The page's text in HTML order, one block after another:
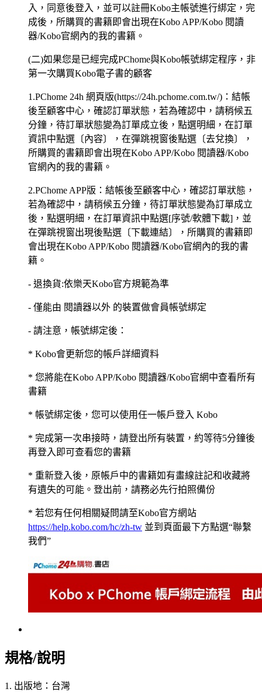
入，同意後登入，並可以註冊Kobo主帳號進行綁定，完
成後，所購買的書籍即會出現在Kobo APP/Kobo 閱讀
器/Kobo官網內的我的書籍。
(二)如果您是已經完成PChome與Kobo帳號綁定程序，非
第一次購買Kobo電子書的顧客
1.PChome 24h 網頁版(https://24h.pchome.com.tw/)：結帳
後至顧客中心，確認訂單狀態，若為確認中，請稍候五
分鐘，待訂單狀態變為訂單成立後，點選明細，在訂單
資訊中點選〔內容〕，在彈跳視窗後點選〔去兌換〕，
所購買的書籍即會出現在Kobo APP/Kobo 閱讀器/Kobo
官網內的我的書籍。
2.PChome APP版：結帳後至顧客中心，確認訂單狀態，
若為確認中，請稍候五分鐘，待訂單狀態變為訂單成立
後，點選明細，在訂單資訊中點選[序號/軟體下載]，並
在彈跳視窗出現後點選〔下載連結〕，所購買的書籍即
會出現在Kobo APP/Kobo 閱讀器/Kobo官網內的我的書
籍。
- 退換貨:依樂天Kobo官方規範為準
- 僅能由 閱讀器以外 的裝置做會員帳號綁定
- 請注意，帳號綁定後：
* Kobo會更新您的帳戶詳細資料
* 您將能在Kobo APP/Kobo 閱讀器/Kobo官網中查看所有
書籍
* 帳號綁定後，您可以使用任一帳戶登入 Kobo
* 完成第一次串接時，請登出所有裝置，約等待5分鐘後
再登入即可查看您的書籍
* 重新登入後，原帳戶中的書籍如有畫線註記和收藏將
有遺失的可能。登出前，請務必先行拍照備份
* 若您有任何相關疑問請至Kobo官方網站
https://help.kobo.com/hc/zh-tw 並到頁面最下方點選“聯繫
我們”
規格/說明
1. 出版地：台灣